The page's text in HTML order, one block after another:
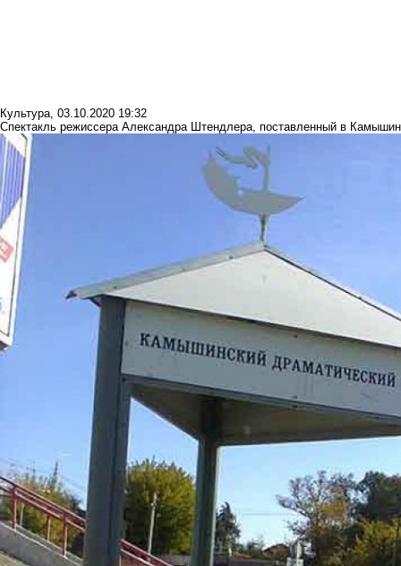
Культура, 03.10.2020 19:32
Спектакль режиссера Александра Штендлера, поставленный в